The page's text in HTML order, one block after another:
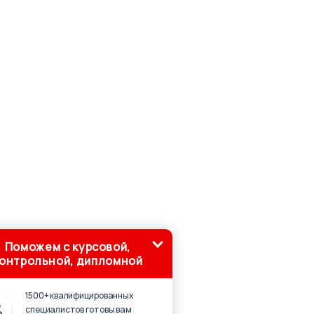
Поможем с курсовой,
дипломной
1500+ квалифицированных
специалистов готовы вам